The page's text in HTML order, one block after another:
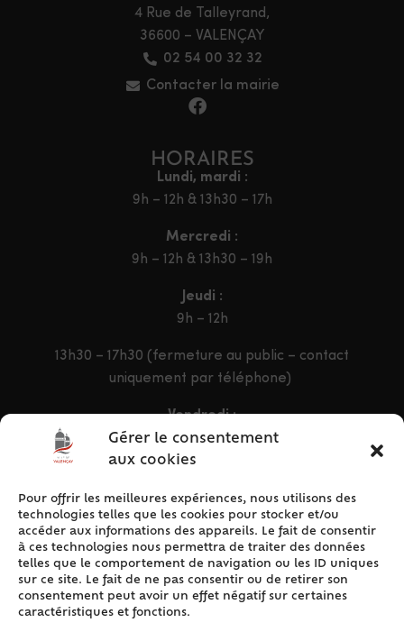
Gérer le consentement
aux cookies
Pour offrir les meilleures expériences, nous utilisons des
technologies telles que les cookies pour stocker et/ou
accéder aux informations des appareils. Le fait de consentir
à ces technologies nous permettra de traiter des données
telles que le comportement de navigation ou les ID uniques
sur ce site. Le fait de ne pas consentir ou de retirer son
consentement peut avoir un effet négatif sur certaines
caractéristiques et fonctions.
4 Rue de Talleyrand,
36600 – VALENÇAY
02 54 00 32 32
Contacter la mairie
HORAIRES
Lundi, mardi :
9h – 12h & 13h30 – 17h
Mercredi :
9h – 12h & 13h30 – 19h
Jeudi :
9h – 12h
13h30 – 17h30 (fermeture au public – contact
uniquement par téléphone)
Vendredi :
9h – 12h & 13h30 – 16h30
ACCÈS RAPIDE
Accueil
Contact
Plan du site
Mentions légales